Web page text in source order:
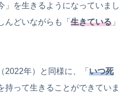
」を生きるようになっていまし
んどいながらも「 生きている 」
2022年）と同様に、「 いつ死
持って生きることができていま